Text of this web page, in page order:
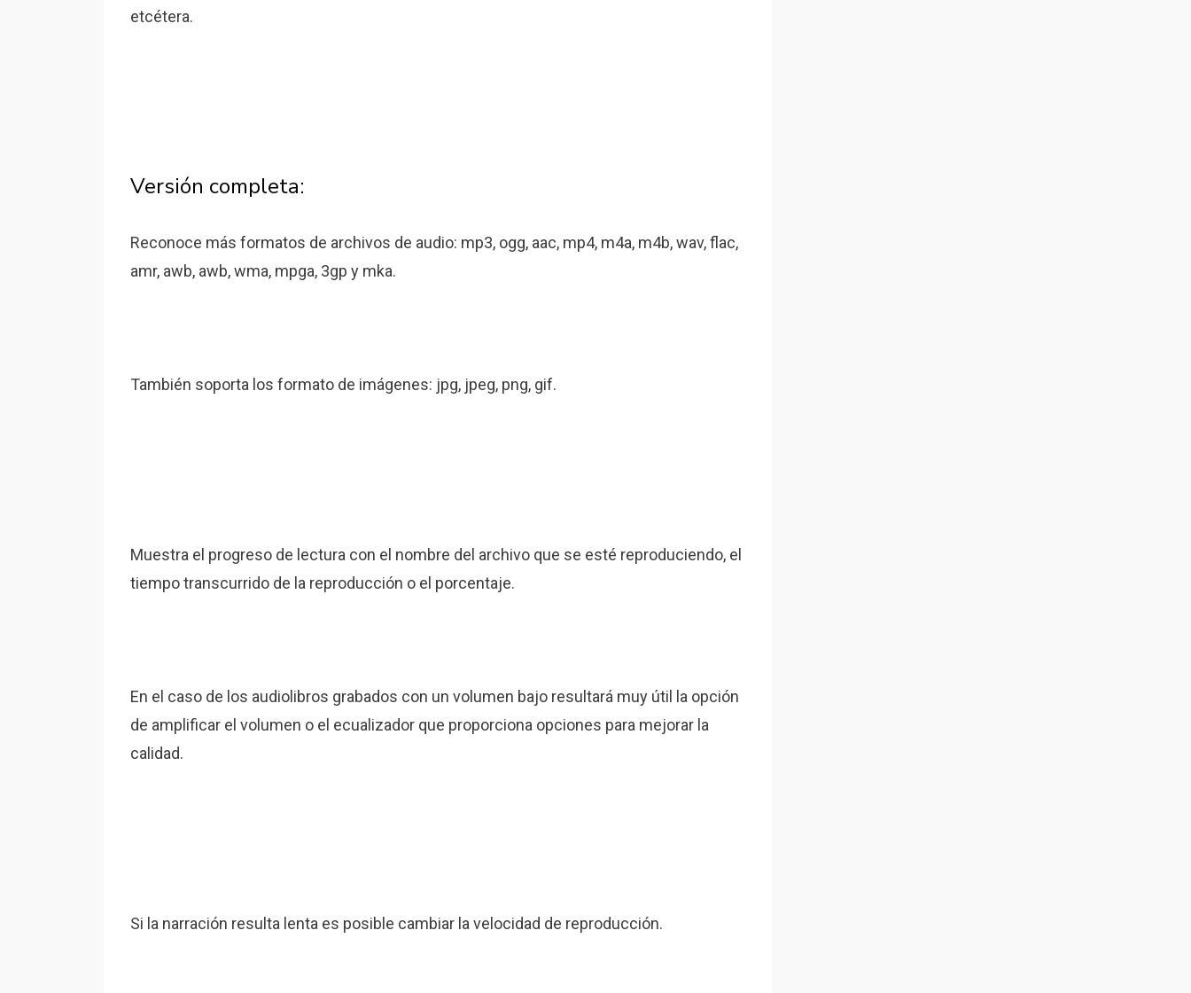
etcétera.
Versión completa:
Reconoce más formatos de archivos de audio: mp3, ogg, aac, mp4, m4a, m4b, wav, flac,
amr, awb, awb, wma, mpga, 3gp y mka.
También soporta los formato de imágenes: jpg, jpeg, png, gif.
Muestra el progreso de lectura con el nombre del archivo que se esté reproduciendo, el
tiempo transcurrido de la reproducción o el porcentaje.
En el caso de los audiolibros grabados con un volumen bajo resultará muy útil la opción
de amplificar el volumen o el ecualizador que proporciona opciones para mejorar la
calidad.
Si la narración resulta lenta es posible cambiar la velocidad de reproducción.